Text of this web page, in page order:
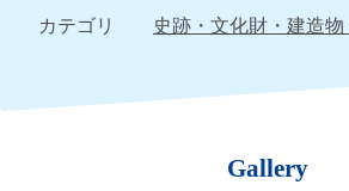
カテゴリ
史跡・文化財・建造
Gallery